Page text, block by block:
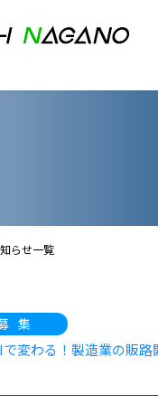
らせ一覧
集
変わる！製造業の販路